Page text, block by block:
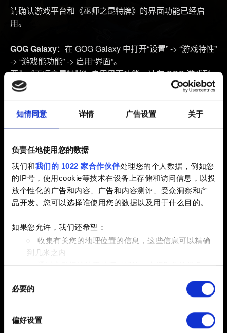
知情同意 详情 广告设置 关于
负责任地使用您的数据
我们和我们的 1022 家合作伙伴处理您的个人数据，例如您
的IP号，使用cookie等技术在设备上存储和访问信息，以投
放个性化的广告和内容、广告和内容测评、受众洞察和产
品开发。您可以选择谁使用您的数据以及用于什么目的。
如果您允许，我们还希望：
收集有关您的地理位置的信息，这些信息可以精确
到几米之内
通过主动扫描特定特征（指纹）来识别您的设备
查找有关您的个人数据如何处理的更多信息，
并设置您的首选项。您可随时从Cookie声明中更改或撤回
部分需要使用 Cookies 的是为了让网站功能可用，而另一
必要的
偏好设置
请确认游戏平台和《巫师之昆特牌》的界面功能已经启
用。
GOG Galaxy：在 GOG Galaxy 中打开“设置” -> “游戏特性”
-> “游戏能功能” -> 启用“界面”。
要为《巫师之昆特牌》启用界面功能，请在 GOG 游戏列
表中右键点击《巫师之昆特牌》 -> “安装管理” -> “设
置……” -> “在游戏中访问 GOG Galaxy 功能”。
要为《巫师之昆特牌》启用界面功能，请在 Steam 库中右
键点击《巫师之昆特牌》 -> “属性” -> “通用” -> 选中“在游
戏中启用 Steam 界面”
如果以上方法未能解决问题，请尝试以下方法：
1. 查看我们的 Twitter 账号，了解服务器状态。
2. 重新启动 GOG Galaxy 或 Steam，再试一次。
3. 如果重启无法解决问题，请验证游戏文件，方法参见
里。
Windows。
网络连接，或联系您的网络服务提供商。